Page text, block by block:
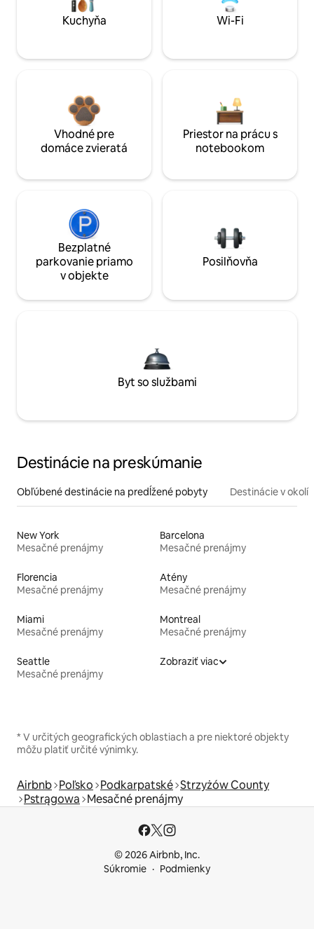
Kuchyňa Wi-Fi
Vhodné pre
domáce zvieratá
Priestor na prácu s
notebookom
Bezplatné
parkovanie priamo
v objekte
Posilňovňa
Byt so službami
Destinácie na preskúmanie
Obľúbené destinácie na predĺžené pobyty Destinácie v okolí
New York
Mesačné prenájmy
Barcelona
Mesačné prenájmy
Florencia
Mesačné prenájmy
Atény
Mesačné prenájmy
Miami
Mesačné prenájmy
Montreal
Mesačné prenájmy
Seattle
Mesačné prenájmy
Zobraziť viac
* V určitých geografických oblastiach a pre niektoré objekty
môžu platiť určité výnimky.
Airbnb Poľsko Podkarpatské Strzyżów County
Pstrągowa Mesačné prenájmy
© 2026 Airbnb, Inc.
Súkromie
Podmienky